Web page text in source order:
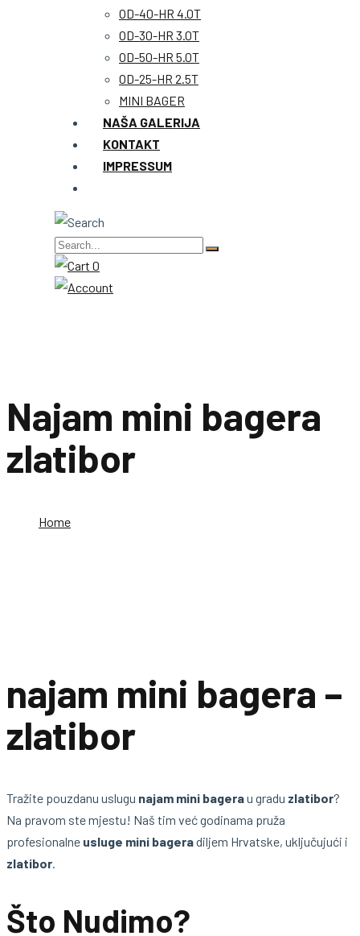
OD-40-HR 4.0T
OD-30-HR 3.0T
OD-50-HR 5.0T
OD-25-HR 2.5T
MINI BAGER
NAŠA GALERIJA
KONTAKT
IMPRESSUM
0
Najam mini bagera
zlatibor
Home
najam mini bagera –
zlatibor
Tražite pouzdanu uslugu najam mini bagerau gradu zlatibor?
Na pravom ste mjestu! Naš tim već godinama pruža
profesionalne usluge mini bageradiljem Hrvatske, uključujući i
zlatibor.
Što Nudimo?